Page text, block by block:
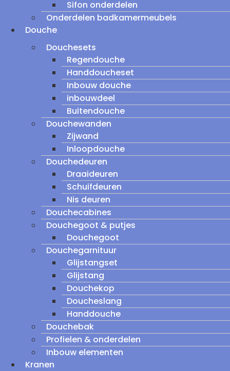
Sifon onderdelen
Onderdelen badkamermeubels
Douche
Douchesets
Regendouche
Handdoucheset
Inbouw douche
inbouwdeel
Buitendouche
Douchewanden
Zijwand
Inloopdouche
Douchedeuren
Draaideuren
Schuifdeuren
Nis deuren
Douchecabines
Douchegoot & putjes
Douchegoot
Douchegarnituur
Glijstangset
Glijstang
Douchekop
Doucheslang
Handdouche
Douchebak
Profielen & onderdelen
Inbouw elementen
Kranen